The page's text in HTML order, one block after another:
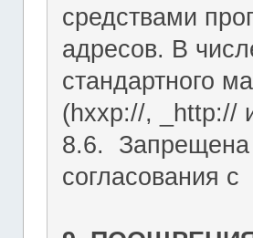
средствами
адресов. В
стандартного
(hxxp://, _http://
8.6. Запрещена
согласования